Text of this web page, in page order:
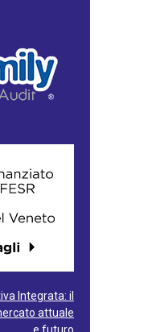
Integrata: il
attuale